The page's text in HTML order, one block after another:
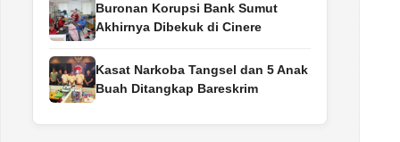
Buronan Korupsi Bank Sumut
Akhirnya Dibekuk di Cinere
Kasat Narkoba Tangsel dan 5 Anak
Buah Ditangkap Bareskrim